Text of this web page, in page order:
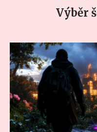
Výběr